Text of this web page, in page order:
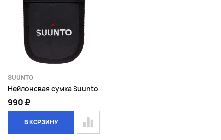
SUUNTO
Нейлоновая сумка Suunto
990 ₽
В КОРЗИНУ